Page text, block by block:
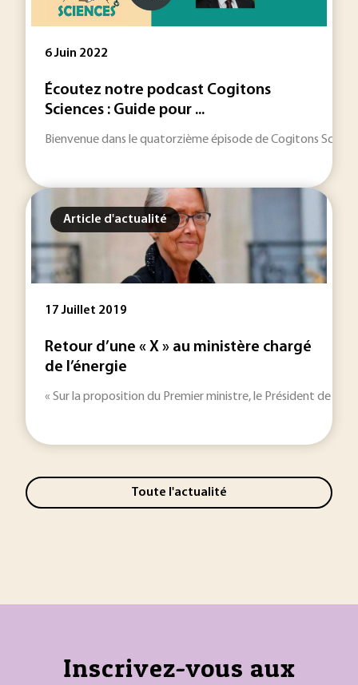
6 Juin 2022
Écoutez notre podcast Cogitons
Sciences : Guide pour ...
Bienvenue dans le quatorzième épisode de Cogitons
Article d'actualité
17 Juillet 2019
Retour d’une « X » au ministère chargé
de l’énergie
« Sur la proposition du Premier ministre, le Président de la
Toute l'actualité
Inscrivez-vous aux